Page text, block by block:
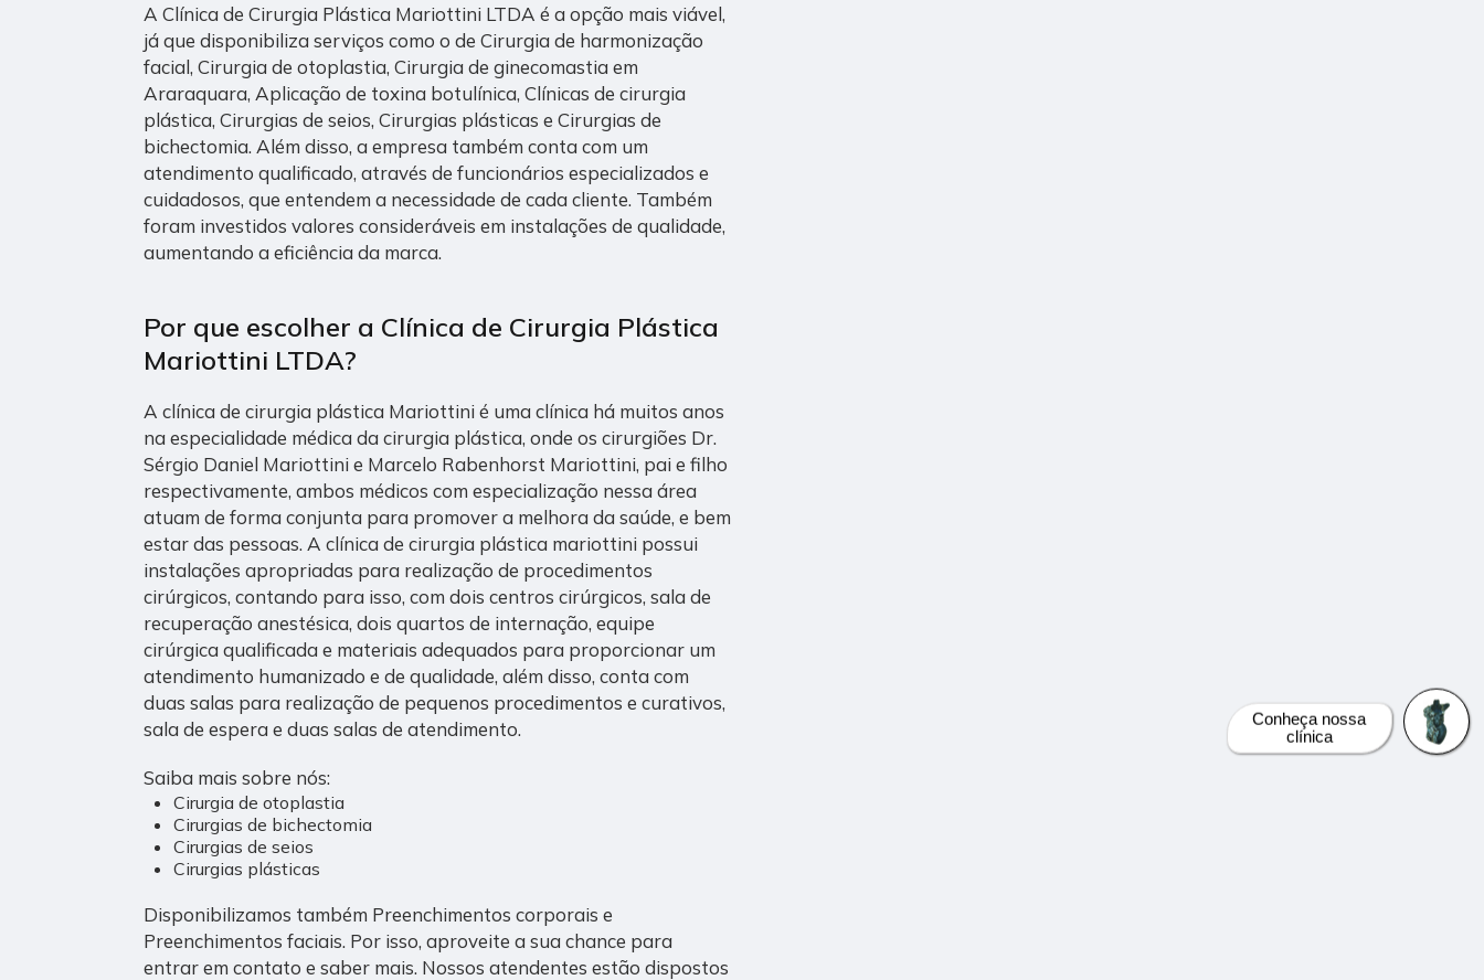
A Clínica de Cirurgia Plástica Mariottini LTDA é a opção mais viável,
já que disponibiliza serviços como o de Cirurgia de harmonização
facial, Cirurgia de otoplastia, Cirurgia de ginecomastia em
Araraquara, Aplicação de toxina botulínica, Clínicas de cirurgia
plástica, Cirurgias de seios, Cirurgias plásticas e Cirurgias de
bichectomia. Além disso, a empresa também conta com um
atendimento qualificado, através de funcionários especializados e
cuidadosos, que entendem a necessidade de cada cliente. Também
foram investidos valores consideráveis em instalações de qualidade,
aumentando a eficiência da marca.
Por que escolher a Clínica de Cirurgia Plástica
Mariottini LTDA?
A clínica de cirurgia plástica Mariottini é uma clínica há muitos anos
na especialidade médica da cirurgia plástica, onde os cirurgiões Dr.
Sérgio Daniel Mariottini e Marcelo Rabenhorst Mariottini, pai e filho
respectivamente, ambos médicos com especialização nessa área
atuam de forma conjunta para promover a melhora da saúde, e bem
estar das pessoas. A clínica de cirurgia plástica mariottini possui
instalações apropriadas para realização de procedimentos
cirúrgicos, contando para isso, com dois centros cirúrgicos, sala de
recuperação anestésica, dois quartos de internação, equipe
cirúrgica qualificada e materiais adequados para proporcionar um
atendimento humanizado e de qualidade, além disso, conta com
duas salas para realização de pequenos procedimentos e curativos,
sala de espera e duas salas de atendimento.
Saiba mais sobre nós:
Cirurgia de otoplastia
Cirurgias de bichectomia
Cirurgias de seios
Cirurgias plásticas
Disponibilizamos também Preenchimentos corporais e
Preenchimentos faciais. Por isso, aproveite a sua chance para
entrar em contato e saber mais. Nossos atendentes estão dispostos
Conheça nossa
clínica